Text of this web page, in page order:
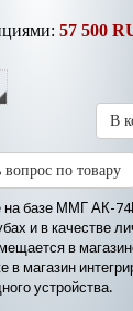
57 500
В
вопрос по товару
на базе ММГ АК-
и в качестве
в
в магазин
устройства.